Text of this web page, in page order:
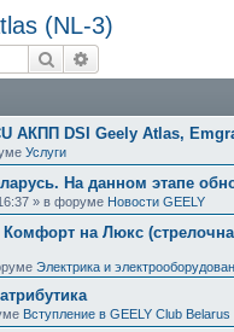
(NL-3)
Поиск
АКПП DSI Geely Atlas,
Услуги
На данном этапе
» в форуме Новости GEELY
на Люкс
Электрика и
Вступление в GEELY Club Belarus